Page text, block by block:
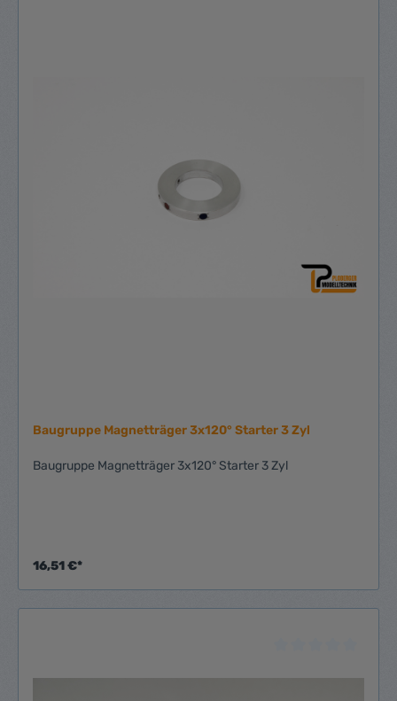
Baugruppe Magnetträger 3x120° Starter 3 Zyl
Baugruppe Magnetträger 3x120° Starter 3 Zyl
16,51 €*